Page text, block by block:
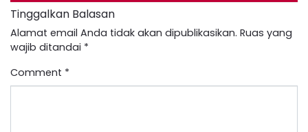
Tinggalkan Balasan
Alamat email Anda tidak akan dipublikasikan. Ruas yang
wajib ditandai *
Comment *